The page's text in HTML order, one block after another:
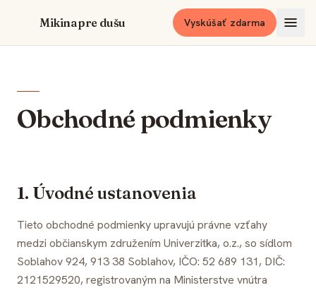
Mikina pre dušu Vyskúšať zdarma
Obchodné podmienky
1. Úvodné ustanovenia
Tieto obchodné podmienky upravujú právne vzťahy
medzi občianskym združením Univerzitka, o.z., so sídlom
Soblahov 924, 913 38 Soblahov, IČO: 52 689 131, DIČ:
2121529520, registrovaným na Ministerstve vnútra